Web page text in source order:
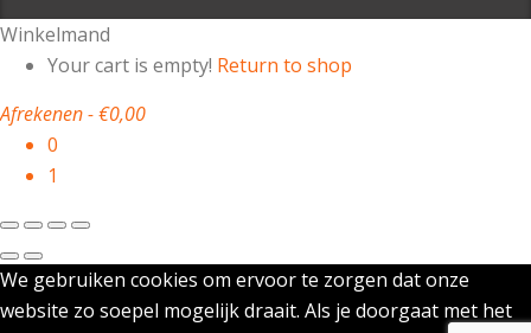
Winkelmand
Your cart is empty! Return to shop
Afrekenen-€0,00
0
1
We gebruiken cookies om ervoor te zorgen dat onze
website zo soepel mogelijk draait. Als je doorgaat met het